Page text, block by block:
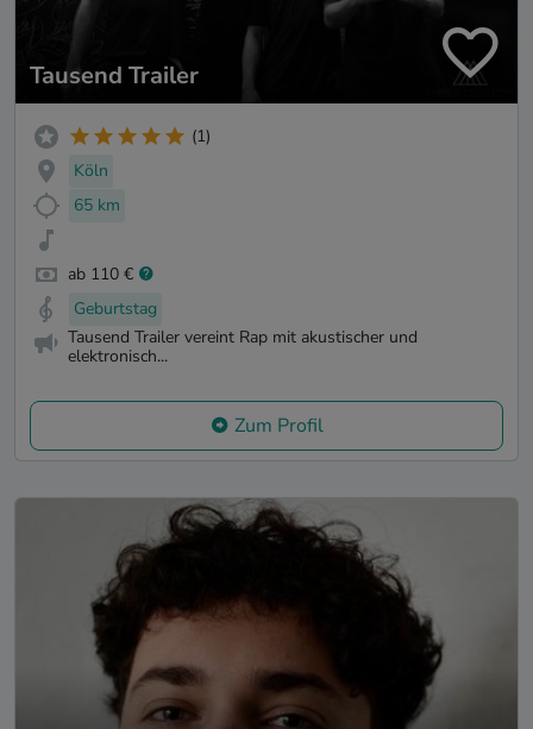
Tausend Trailer
(1)
Köln
65 km
ab 110 €
Geburtstag
Tausend Trailer vereint Rap mit akustischer und
elektronisch...
Zum Profil